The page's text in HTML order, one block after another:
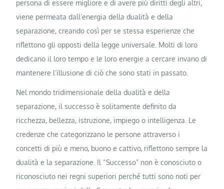
persona di essere migliore e di avere più diritti degli altri,
viene permeata dall’energia della dualità e della
separazione, creando così per se stessa esperienze che
riflettono gli opposti della legge universale. Molti di loro
dedicano il loro tempo e le loro energie a cercare invano di
mantenere l’illusione di ciò che sono stati in passato.
Nel mondo tridimensionale della dualità e della
separazione, il successo è solitamente definito da
ricchezza, bellezza, istruzione, impiego o intelligenza. Le
credenze che categorizzano le persone attraverso i
concetti di più e meno, buono e cattivo, riflettono sempre la
dualità e la separazione. Il “Successo” non è conosciuto o
riconosciuto nei regni superiori perché tutti sono noti per